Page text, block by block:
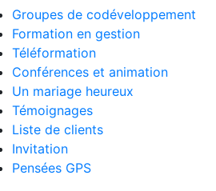
Groupes de codéveloppement
Formation en gestion
Téléformation
Conférences et animation
Un mariage heureux
Témoignages
Liste de clients
Invitation
Pensées GPS